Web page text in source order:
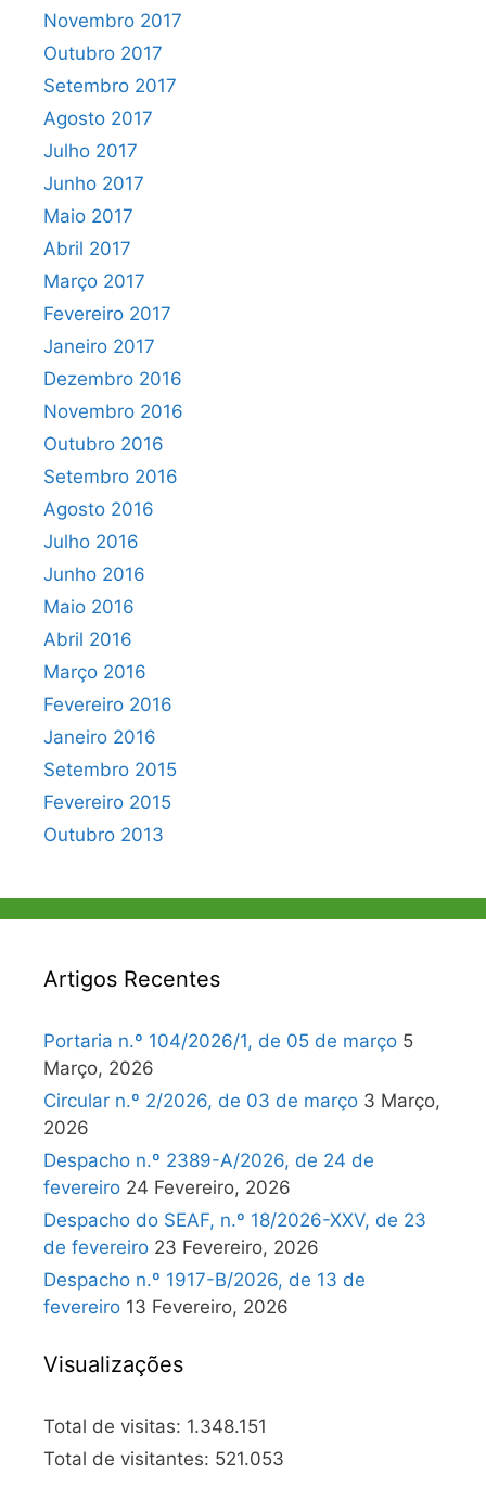
Novembro 2017
Outubro 2017
Setembro 2017
Agosto 2017
Julho 2017
Junho 2017
Maio 2017
Abril 2017
Março 2017
Fevereiro 2017
Janeiro 2017
Dezembro 2016
Novembro 2016
Outubro 2016
Setembro 2016
Agosto 2016
Julho 2016
Junho 2016
Maio 2016
Abril 2016
Março 2016
Fevereiro 2016
Janeiro 2016
Setembro 2015
Fevereiro 2015
Outubro 2013
Artigos Recentes
Portaria n.º 104/2026/1, de 05 de março 5
Março, 2026
Circular n.º 2/2026, de 03 de março 3 Março,
2026
Despacho n.º 2389-A/2026, de 24 de
fevereiro 24 Fevereiro, 2026
Despacho do SEAF, n.º 18/2026-XXV, de 23
de fevereiro 23 Fevereiro, 2026
Despacho n.º 1917-B/2026, de 13 de
fevereiro 13 Fevereiro, 2026
Visualizações
Total de visitas: 1.348.151
Total de visitantes: 521.053